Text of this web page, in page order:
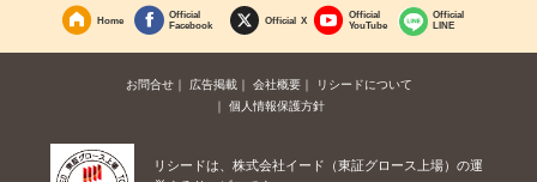
Home
Official
Facebook
Official X
Official
YouTube
Official
LINE
お問合せ 広告掲載 会社概要
リシードについて
個人情報保護方針
リシードは、株式会社イード（東証グロース上場）の運